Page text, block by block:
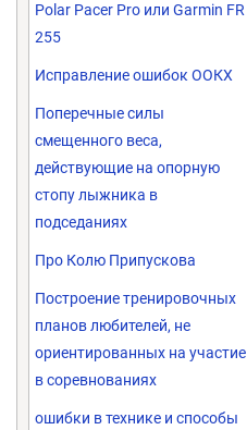
Polar Pacer Pro или Garmin FR
255
Исправление ошибок ООКХ
Поперечные силы
смещенного веса,
действующие на опорную
стопу лыжника в
подседаниях
Про Колю Припускова
Построение тренировочных
планов любителей, не
ориентированных на участие
в соревнованиях
ошибки в технике и способы